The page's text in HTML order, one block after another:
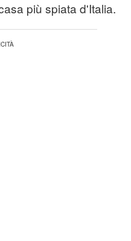
più spiata d'Italia.